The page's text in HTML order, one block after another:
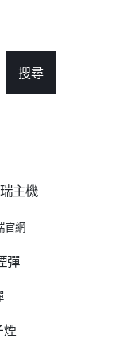
搜尋
主機
官網
彈
煙